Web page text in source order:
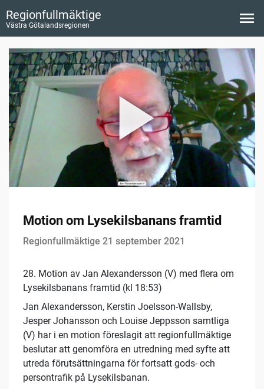
Regionfullmäktige
Västra Götalandsregionen
Motion om Lysekilsbanans framtid
Regionfullmäktige 21 september 2021
28. Motion av Jan Alexandersson (V) med flera om
Lysekilsbanans framtid (kl 18:53)
Jan Alexandersson, Kerstin Joelsson-Wallsby,
Jesper Johansson och Louise Jeppsson samtliga
(V) har i en motion föreslagit att regionfullmäktige
beslutar att genomföra en utredning med syfte att
utreda förutsättningarna för fortsatt gods- och
persontrafik på Lysekilsbanan.